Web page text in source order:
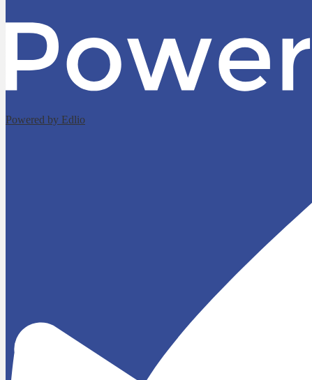
Powered by Edlio